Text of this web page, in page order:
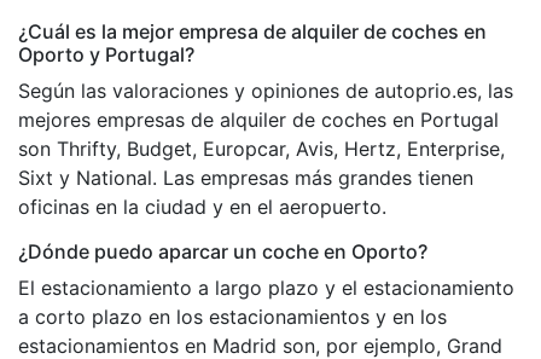
¿Cuál es la mejor empresa de alquiler de coches en
Oporto y Portugal?
Según las valoraciones y opiniones de autoprio.es, las
mejores empresas de alquiler de coches en Portugal
son Thrifty, Budget, Europcar, Avis, Hertz, Enterprise,
Sixt y National. Las empresas más grandes tienen
oficinas en la ciudad y en el aeropuerto.
¿Dónde puedo aparcar un coche en Oporto?
El estacionamiento a largo plazo y el estacionamiento
a corto plazo en los estacionamientos y en los
estacionamientos en Madrid son, por ejemplo, Grand